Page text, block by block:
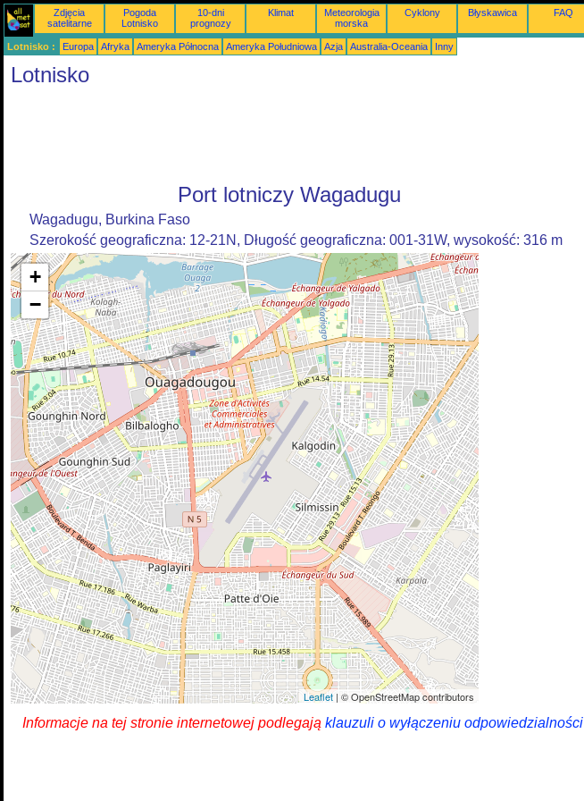
Zdjęcia
satelitarne
Pogoda
Lotnisko
10-dni
prognozy
Klimat
Meteorologia
morska
Cyklony Błyskawica FAQ
Lotnisko : Europa Afryka Ameryka Północna Ameryka Południowa Azja Australia-Oceania Inny
Lotnisko
Port lotniczy Wagadugu
Wagadugu, Burkina Faso
Szerokość geograficzna: 12-21N, Długość geograficzna: 001-31W, wysokość: 316 m
+
−
Leaflet | © OpenStreetMap contributors
Informacje na tej stronie internetowej podlegają klauzuli o wyłączeniu odpowiedzialności